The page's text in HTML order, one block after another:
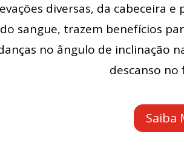
diversas, da cabeceira
sangue, trazem benefícios
no ângulo de inclinação
descanso no
Saiba